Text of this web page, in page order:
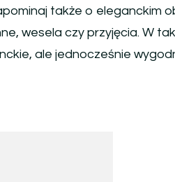
także o eleganckim
wesela czy przyjęcia. W
ale jednocześnie